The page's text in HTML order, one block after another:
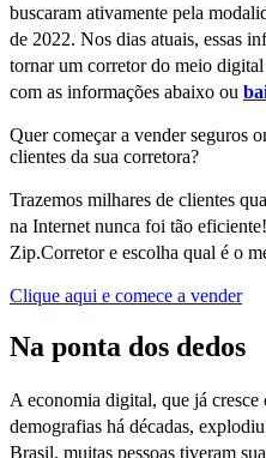
buscaram ativamente pela
de 2022. Nos dias atuais, essas
tornar um corretor do meio
com as informações abaixo ou
Quer começar a vender seguros
clientes da sua corretora?
Trazemos milhares de clientes
na Internet nunca foi tão
Zip.Corretor e escolha qual é o
Clique aqui e comece a vender
Na ponta dos dedos
A economia digital, que já cresce
demografias há décadas,
Brasil, muitas pessoas tiveram sua